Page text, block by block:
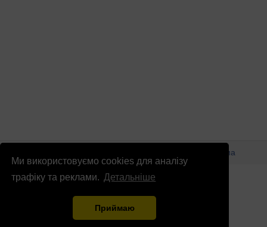
Ми використовуємо cookies для аналізу
трафіку та реклами. Детальніше
Приймаю
Реклама
info@patrioty.org.ua